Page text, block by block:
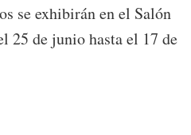
se exhibirán en el Salón
25 de junio hasta el 17 de